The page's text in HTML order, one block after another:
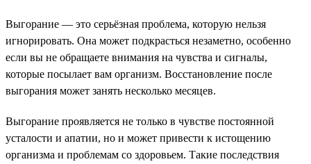
Выгорание — это серьёзная проблема, которую нельзя
игнорировать. Она может подкрасться незаметно, особенно
если вы не обращаете внимания на чувства и сигналы,
которые посылает вам организм. Восстановление после
выгорания может занять несколько месяцев.
Выгорание проявляется не только в чувстве постоянной
усталости и апатии, но и может привести к истощению
организма и проблемам со здоровьем. Такие последствия